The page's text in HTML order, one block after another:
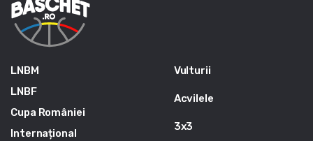
LNBM
LNBF
Cupa României
Internațional
Vulturii
Acvilele
3x3